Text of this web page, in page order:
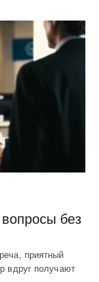
без
приятный
вдруг получают